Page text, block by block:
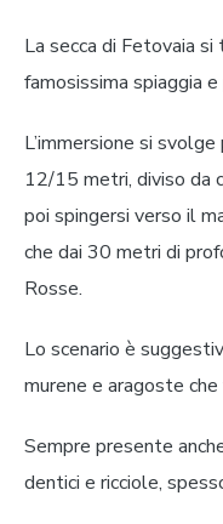
La secca di Fetovaia si
famosissima spiaggia
L’immersione si
12/15 metri, diviso da
poi spingersi verso il
che dai 30 metri di
Rosse.
Lo scenario è
murene e aragoste
Sempre presente
dentici e ricciole,